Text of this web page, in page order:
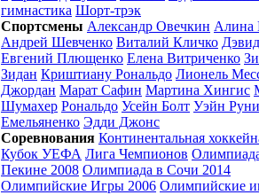
гимнастика Шорт-трэк
Спортсмены Александр Овечкин Алина
Андрей Шевченко Виталий Кличко
Евгений Плющенко Елена Витриченко
Зидан Криштиану Рональдо Лионель
Джордан Марат Сафин Мартина Хингис
Шумахер Рональдо Усейн Болт Уэйн Руни
Емельяненко Эдди Джонс
Соревнования Континентальная
Кубок УЕФА Лига Чемпионов
Пекине 2008 Олимпиада в Сочи 2014
Олимпийские Игры 2006 Олимпийские